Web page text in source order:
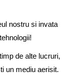
nostru si invata
de alte lucruri,
un mediu aerisit.